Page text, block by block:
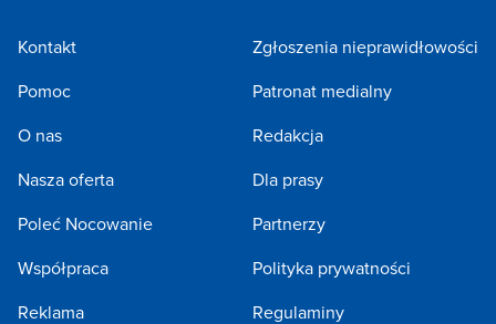
Kontakt
Pomoc
O nas
Nasza oferta
Poleć Nocowanie
Współpraca
Reklama
Zgłoszenia nieprawidłowości
Patronat medialny
Redakcja
Dla prasy
Partnerzy
Polityka prywatności
Regulaminy